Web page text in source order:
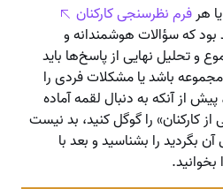
هرفرمنظرسنجی کارکنان
که سؤالات هوشمندانه و
و تحلیل نهایی از پاسخ‌ها باید
باشد یا مشکلات فردی را
از آنکه به دنبال لقمه آماده
کارکنان» را گوگل کنید، بد نیست
بگردید را بشناسید و بعد با